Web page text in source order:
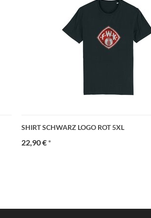
SHIRT SCHWARZ LOGO ROT 5XL
22,90 €*